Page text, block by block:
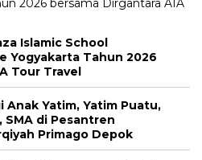
Islamic School
Yogyakarta Tahun 2026
Tour Travel
Anak Yatim, Yatim Puatu,
SMA di Pesantren
Primago Depok